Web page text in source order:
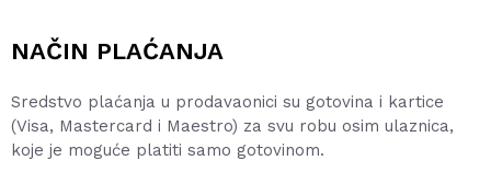
NAČIN PLAĆANJA
Sredstvo plaćanja u prodavaonici su gotovina i kartice
(Visa, Mastercard i Maestro) za svu robu osim ulaznica,
koje je moguće platiti samo gotovinom.